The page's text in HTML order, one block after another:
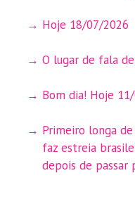
Hoje 18/07/2026
O lugar de fala
Bom dia! Hoje
Primeiro longa de
faz estreia
depois de passar